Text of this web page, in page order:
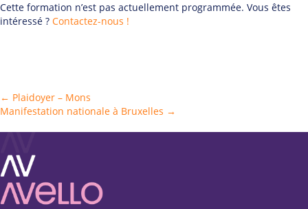
Cette formation n’est pas actuellement programmée. Vous êtes
intéressé ? Contactez-nous !
Posts
← Plaidoyer – Mons
Manifestation nationale à Bruxelles →